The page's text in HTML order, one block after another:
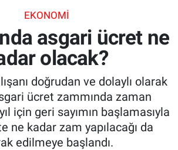
EKONOMI
asgari ücret ne
olacak?
doğrudan ve dolaylı olarak
ücret zammında zaman
için geri sayımın başlamasıyla
ne kadar zam yapılacağı da
edilmeye başlandı.
Durumu ve Fikstür